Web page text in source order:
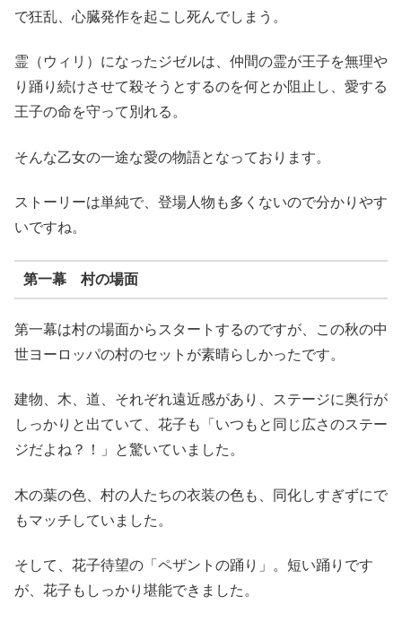
で狂乱、心臓発作を起こし死んでしまう。
霊（ウィリ）になったジゼルは、仲間の霊が王子を無理や
り踊り続けさせて殺そうとするのを何とか阻止し、愛する
王子の命を守って別れる。
そんな乙女の一途な愛の物語となっております。
ストーリーは単純で、登場人物も多くないので分かりやす
いですね。
第一幕 村の場面
第一幕は村の場面からスタートするのですが、この秋の中
世ヨーロッパの村のセットが素晴らしかったです。
建物、木、道、それぞれ遠近感があり、ステージに奥行が
しっかりと出ていて、花子も「いつもと同じ広さのステー
ジだよね？！」と驚いていました。
木の葉の色、村の人たちの衣装の色も、同化しすぎずにで
もマッチしていました。
そして、花子待望の「ペザントの踊り」。短い踊りです
が、花子もしっかり堪能できました。